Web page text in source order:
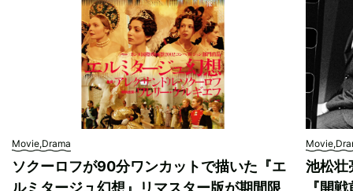
Movie,Drama
ソクーロフが90分ワンカットで描いた『エ
ルミタージュ幻想』リマスター版が期間限
池松壮
『開